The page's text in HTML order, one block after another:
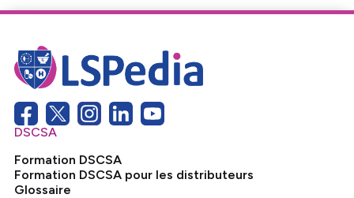
DSCSA
Formation DSCSA
Formation DSCSA pour les distributeurs
Glossaire